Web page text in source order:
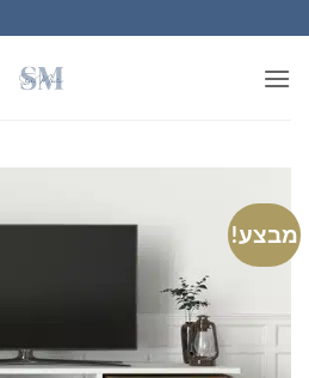
to
content
מבצע!